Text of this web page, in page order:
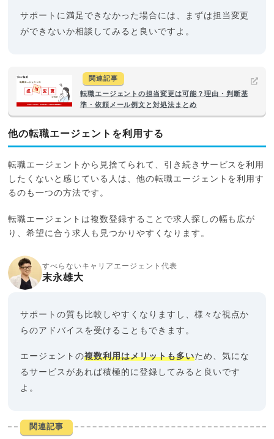
サポートに満足できなかった場合には、まずは担当変更
ができないか相談してみると良いですよ。
関連記事
転職エージェントの担当変更は可能？理由・判断基
準・依頼メール例文と対処法まとめ
他の転職エージェントを利用する
転職エージェントから見捨てられて、引き続きサービスを利用
したくないと感じている人は、他の転職エージェントを利用す
るのも一つの方法です。
転職エージェントは複数登録することで求人探しの幅も広が
り、希望に合う求人も見つかりやすくなります。
すべらないキャリアエージェント代表
末永雄大
サポートの質も比較しやすくなりますし、様々な視点か
らのアドバイスを受けることもできます。
エージェントの複数利用はメリットも多いため、気にな
るサービスがあれば積極的に登録してみると良いです
よ。
関連記事